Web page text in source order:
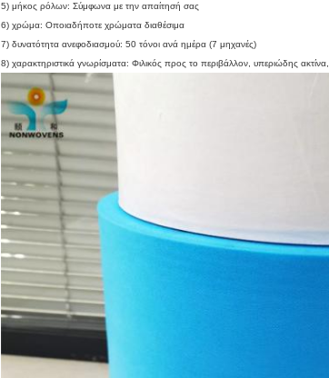
5) μήκος ρόλων: Σύμφωνα με την απαίτησή σας
6) χρώμα: Οποιαδήποτε χρώματα διαθέσιμα
7) δυνατότητα ανεφοδιασμού: 50 τόνοι ανά ημέρα (7 μηχανές)
8) χαρακτηριστικά γνωρίσματα: Φιλικός προς το περιβάλλον, υπεριώδης